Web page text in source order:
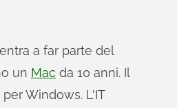
a far parte del
un Mac da 10 anni. Il
Windows. L'IT